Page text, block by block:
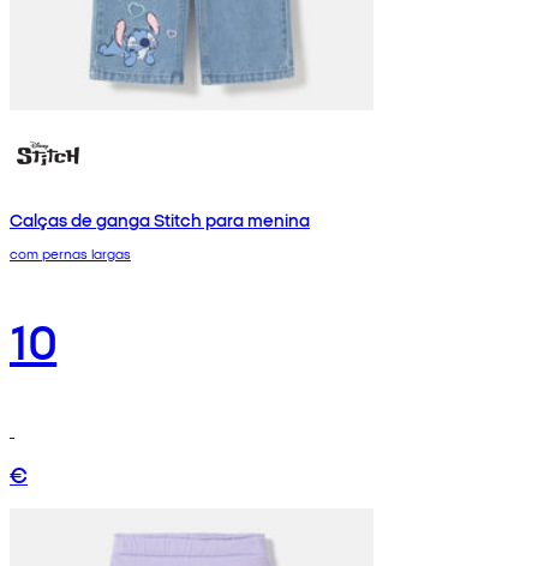
Calças de ganga Stitch para menina
com pernas largas
10
€